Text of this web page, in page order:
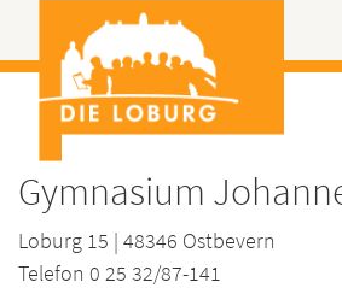
Gymnasium
Loburg 15 | 48346 Ostbevern
Telefon 0 25 32/87-141